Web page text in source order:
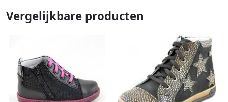
Vergelijkbare producten